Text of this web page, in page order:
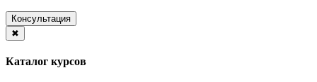
Консультация
✖
Каталог курсов